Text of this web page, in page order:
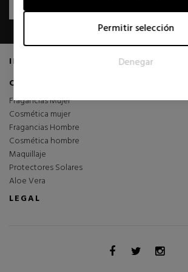
forma anónima.
Las cookies de marketing se utilizan para
visitantes en las páginas web. La intención es
externos.
Permitir selección
Denegar
INFORMACIÓN
CATEGORÍAS
Fragancias Mujer
Cosmética mujer
Fragancias Hombre
Cosmética hombre
Maquillaje
Protectores Solares
Aloe Vera
LEGAL